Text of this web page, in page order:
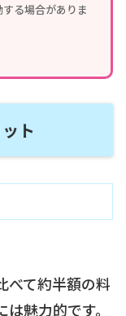
る場合がありま
ト
べて約半額の料
魅力的です。